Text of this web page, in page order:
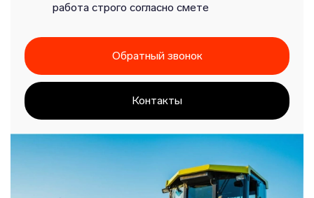
работа строго согласно смете
Обратный звонок
Контакты